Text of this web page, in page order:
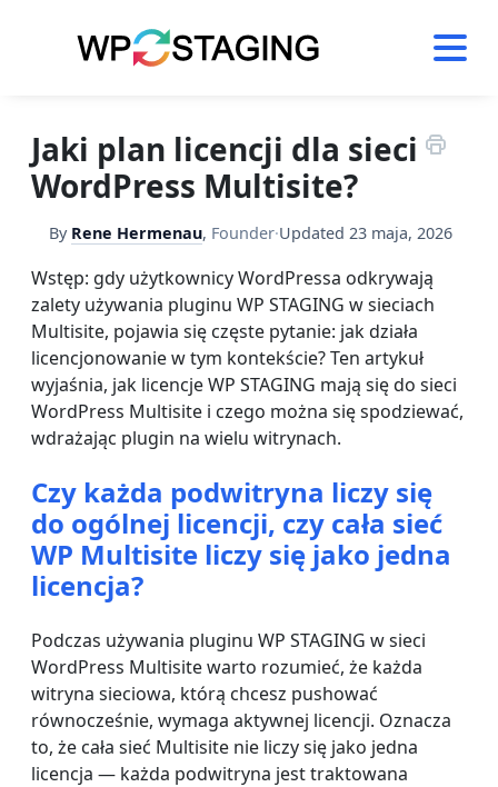
Jaki plan licencji dla sieci
WordPress Multisite?
By Rene Hermenau, Founder·Updated 23 maja, 2026
Wstęp: gdy użytkownicy WordPressa odkrywają
zalety używania pluginu WP STAGING w sieciach
Multisite, pojawia się częste pytanie: jak działa
licencjonowanie w tym kontekście? Ten artykuł
wyjaśnia, jak licencje WP STAGING mają się do sieci
WordPress Multisite i czego można się spodziewać,
wdrażając plugin na wielu witrynach.
Czy każda podwitryna liczy się
do ogólnej licencji, czy cała sieć
WP Multisite liczy się jako jedna
licencja?
Podczas używania pluginu WP STAGING w sieci
WordPress Multisite warto rozumieć, że każda
witryna sieciowa, którą chcesz pushować
równocześnie, wymaga aktywnej licencji. Oznacza
to, że cała sieć Multisite nie liczy się jako jedna
licencja — każda podwitryna jest traktowana